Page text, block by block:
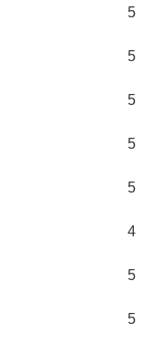
5
5
5
5
5
4
5
5